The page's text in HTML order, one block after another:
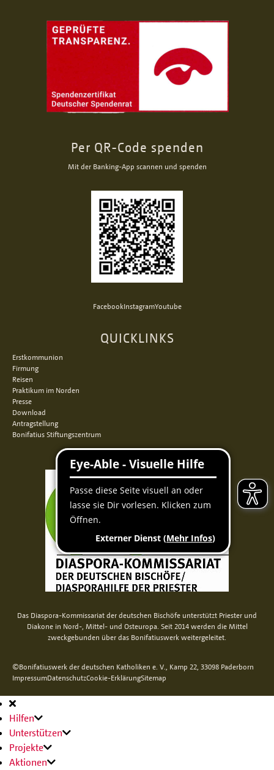
Per QR-Code spenden
Mit der Banking-App scannen und spenden
FacebookInstagramYoutube
QUICKLINKS
Erstkommunion
Firmung
Reisen
Praktikum im Norden
Presse
Download
Antragstellung
Bonifatius Stiftungszentrum
Das Diaspora-Kommissariat der deutschen Bischöfe unterstützt Priester und
Diakone in Nord-, Mittel- und Osteuropa. Seit 2014 werden die Mittel
zweckgebunden über das Bonifatiuswerk weitergeleitet.
©Bonifatiuswerk der deutschen Katholiken e. V., Kamp 22, 33098 Paderborn
ImpressumDatenschutzCookie-ErklärungSitemap
Hauptnavigation
Hilfen
Unterstützen
Projekte
Aktionen